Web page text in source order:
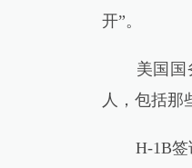
开”。
美国国务
人，包括那
H-1B签证